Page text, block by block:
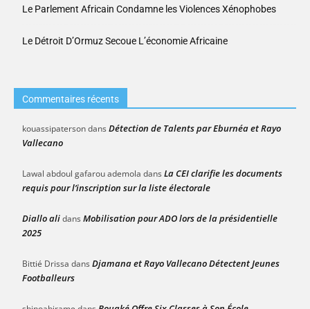
Le Parlement Africain Condamne les Violences Xénophobes
Le Détroit D’Ormuz Secoue L’économie Africaine
Commentaires récents
kouassipatersondans Détection de Talents par Eburnéa et Rayo
Vallecano
Lawal abdoul gafarou ademola dans La CEI clarifie les documents
requis pour l’inscription sur la liste électorale
Diallo alidans Mobilisation pour ADO lors de la présidentielle
2025
Bittié Drissa dans Djamana et Rayo Vallecano Détectent Jeunes
Footballeurs